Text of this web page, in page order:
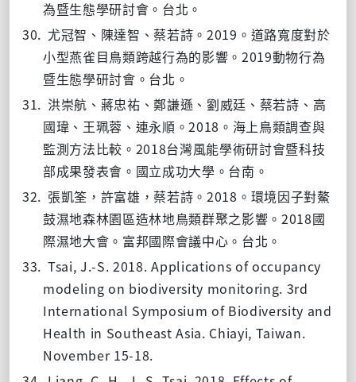
為暨生態學研討會。台北。
30. 尤冠智、陳達智、蔡若詩。2019 。道路寬度對於
小型燕雀目鳥類跨越行為的影響。2019動物行為
暨生態學研討會。台北。
31. 洪崇航、蔣忠祐、鄭謙遜、劉威廷、蔡若詩、高
國瑋、王珮蓉、連永順。2018 。海上鳥類調查與
監測方法比較。 2018台灣風能學術研討會暨科技
部成果發表會。國立成功大學。台南。
32. 張凱筌，許富雄，蔡若詩。2018 。環境因子對鰲
鼓濕地森林園區造林地鳥類群聚之影響。2018 國
際濕地大會。富邦國際會議中心。台北。
33. Tsai, J.-S. 2018. Applications of occupancy
modeling on biodiversity monitoring. 3rd
International Symposium of Biodiversity and
Health in Southeast Asia. Chiayi, Taiwan.
November 15-18.